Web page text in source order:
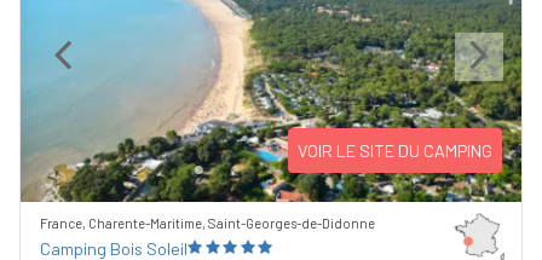
Next
VOIR LE SITE DU CAMPING
France, Charente-Maritime, Saint-Georges-de-Didonne
Camping Bois Soleil